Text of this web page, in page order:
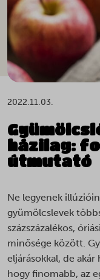
2022.11.03.
házilag:
útmutató
Ne legyenek
gyümölcslevek
százszázalékos,
minősége között.
eljárásokkal, de
hogy finomabb, az